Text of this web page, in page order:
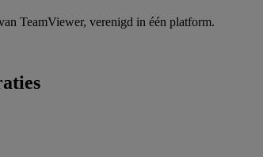
TeamViewer, verenigd in één platform.